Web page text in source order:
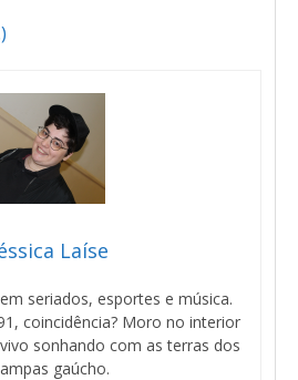
Laíse
seriados, esportes e música.
coincidência? Moro no interior
sonhando com as terras dos
gaúcho.